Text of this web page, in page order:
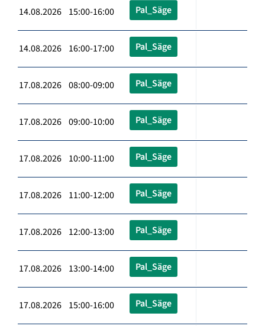
14.08.2026 15:00-16:00 Pal_Säge
14.08.2026 16:00-17:00 Pal_Säge
17.08.2026 08:00-09:00 Pal_Säge
17.08.2026 09:00-10:00 Pal_Säge
17.08.2026 10:00-11:00 Pal_Säge
17.08.2026 11:00-12:00 Pal_Säge
17.08.2026 12:00-13:00 Pal_Säge
17.08.2026 13:00-14:00 Pal_Säge
17.08.2026 15:00-16:00 Pal_Säge